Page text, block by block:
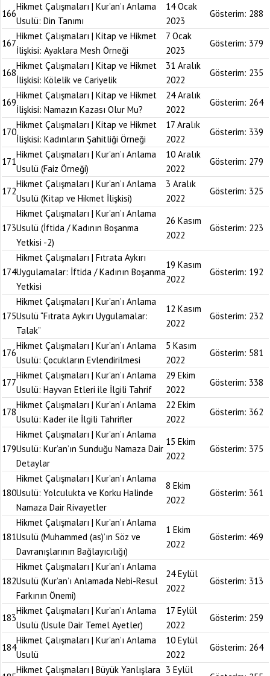
166
Hikmet Çalışmaları | Kur’an’ı Anlama
Usulü: Din Tanımı
14 Ocak
2023
Gösterim: 288
167
Hikmet Çalışmaları | Kitap ve Hikmet
İlişkisi: Ayaklara Mesh Örneği
7 Ocak
2023
Gösterim: 379
168
Hikmet Çalışmaları | Kitap ve Hikmet
İlişkisi: Kölelik ve Cariyelik
31 Aralık
2022
Gösterim: 235
169
Hikmet Çalışmaları | Kitap ve Hikmet
İlişkisi: Namazın Kazası Olur Mu?
24 Aralık
2022
Gösterim: 264
170
Hikmet Çalışmaları | Kitap ve Hikmet
İlişkisi: Kadınların Şahitliği Örneği
17 Aralık
2022
Gösterim: 339
171
Hikmet Çalışmaları | Kur’an’ı Anlama
Usulü (Faiz Örneği)
10 Aralık
2022
Gösterim: 279
172
Hikmet Çalışmaları | Kur’an’ı Anlama
Usulü (Kitap ve Hikmet İlişkisi)
3 Aralık
2022
Gösterim: 325
173
Hikmet Çalışmaları | Kur’an’ı Anlama
Usulü (İftida / Kadının Boşanma
Yetkisi -2)
26 Kasım
2022
Gösterim: 223
174
Hikmet Çalışmaları | Fıtrata Aykırı
Uygulamalar: İftida / Kadının Boşanma
Yetkisi
19 Kasım
2022
Gösterim: 192
175
Hikmet Çalışmaları | Kur’an’ı Anlama
Usulü “Fıtrata Aykırı Uygulamalar:
Talak”
12 Kasım
2022
Gösterim: 232
176
Hikmet Çalışmaları | Kur’an’ı Anlama
Usulü: Çocukların Evlendirilmesi
5 Kasım
2022
Gösterim: 581
177
Hikmet Çalışmaları | Kur’an’ı Anlama
Usulü: Hayvan Etleri ile İlgili Tahrif
29 Ekim
2022
Gösterim: 338
178
Hikmet Çalışmaları | Kur’an’ı Anlama
Usulü: Kader ile İlgili Tahrifler
22 Ekim
2022
Gösterim: 362
179
Hikmet Çalışmaları | Kur’an’ı Anlama
Usulü: Kur’an’ın Sunduğu Namaza Dair
Detaylar
15 Ekim
2022
Gösterim: 375
180
Hikmet Çalışmaları | Kur’an’ı Anlama
Usulü: Yolculukta ve Korku Halinde
Namaza Dair Rivayetler
8 Ekim
2022
Gösterim: 361
181
Hikmet Çalışmaları | Kur’an’ı Anlama
Usulü (Muhammed (as)’ın Söz ve
Davranışlarının Bağlayıcılığı)
1 Ekim
2022
Gösterim: 469
182
Hikmet Çalışmaları | Kur’an’ı Anlama
Usulü (Kur’an’ı Anlamada Nebi-Resul
Farkının Önemi)
24 Eylül
2022
Gösterim: 313
183
Hikmet Çalışmaları | Kur’an’ı Anlama
Usulü (Usule Dair Temel Ayetler)
17 Eylül
2022
Gösterim: 259
184
Hikmet Çalışmaları | Kur’an’ı Anlama
Usulü
10 Eylül
2022
Gösterim: 264
Hikmet Çalışmaları | Büyük Yanlışlara 3 Eylül